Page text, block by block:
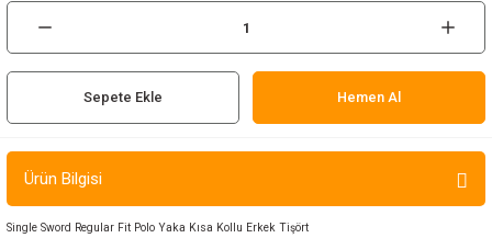
Sepete Ekle Hemen Al
Ürün Bilgisi
Single Sword Regular Fit Polo Yaka Kısa Kollu Erkek Tişört